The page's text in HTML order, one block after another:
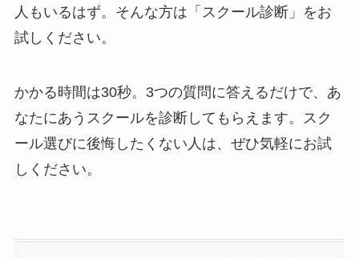
人もいるはず。そんな方は「スクール診断」をお
試しください。
かかる時間は30秒。3つの質問に答えるだけで、あ
なたにあうスクールを診断してもらえます。スク
ール選びに後悔したくない人は、ぜひ気軽にお試
しください。